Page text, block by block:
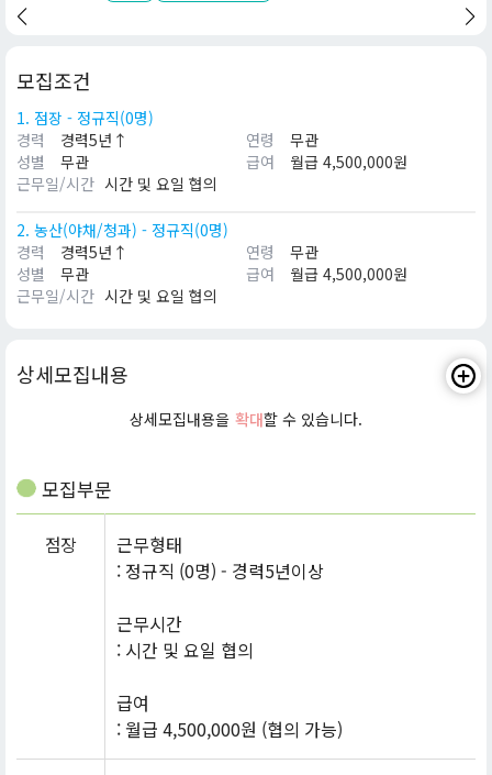
모집조건
1. 점장 - 정규직(0명)
경력
경력5년↑ 연령
무관
성별
무관 급여
월급 4,500,000원
근무일/시간 시간 및 요일 협의
2. 농산(야채/청과) - 정규직(0명)
경력
경력5년↑ 연령
무관
성별
무관 급여
월급 4,500,000원
근무일/시간 시간 및 요일 협의
상세모집내용
상세모집내용을 확대할 수 있습니다.
모집부문
점장
근무형태
: 정규직 (0명) - 경력5년이상
근무시간
: 시간 및 요일 협의
급여
: 월급 4,500,000원 (협의 가능)